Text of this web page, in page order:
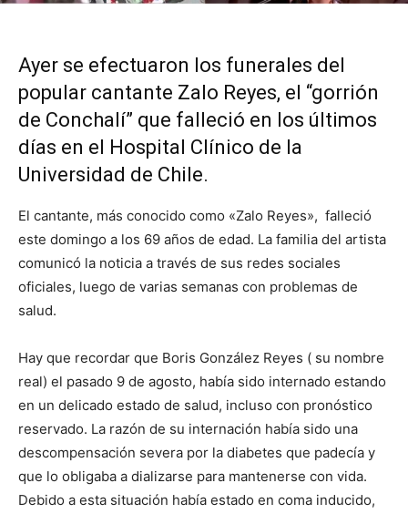
Ayer se efectuaron los funerales del
popular cantante Zalo Reyes, el “gorrión
de Conchalí” que falleció en los últimos
días en el Hospital Clínico de la
Universidad de Chile.
El cantante, más conocido como «Zalo Reyes», falleció
este domingo a los 69 años de edad. La familia del artista
comunicó la noticia a través de sus redes sociales
oficiales, luego de varias semanas con problemas de
salud.
Hay que recordar que Boris González Reyes ( su nombre
real) el pasado 9 de agosto, había sido internado estando
en un delicado estado de salud, incluso con pronóstico
reservado. La razón de su internación había sido una
descompensación severa por la diabetes que padecía y
que lo obligaba a dializarse para mantenerse con vida.
Debido a esta situación había estado en coma inducido,